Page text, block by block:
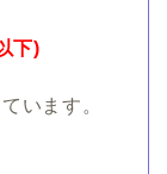
下)
います。